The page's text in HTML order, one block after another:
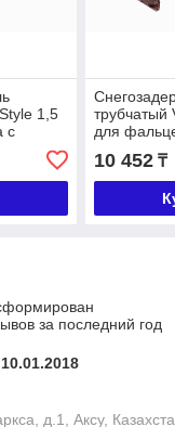
1,5
с
1 м
трубчатый
для
10 452₸
за последний год
д.1, Аксу,